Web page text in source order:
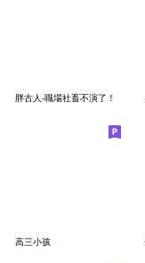
胖古人-職場社畜不演了！
高三小孩